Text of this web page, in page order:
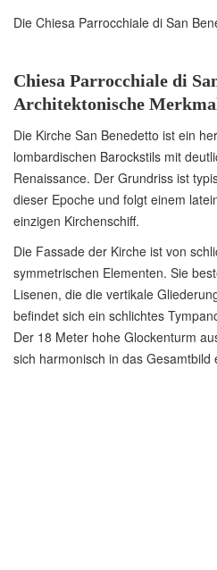
Die Chiesa Parrocchiale di San
Chiesa Parrocchiale di
Architektonische
Die Kirche San Benedetto ist ein
lombardischen Barockstils mit
Renaissance. Der Grundriss ist
dieser Epoche und folgt einem
einzigen Kirchenschiff.
Die Fassade der Kirche ist von
symmetrischen Elementen. Sie
Lisenen, die die vertikale
befindet sich ein schlichtes
Der 18 Meter hohe Glockenturm
sich harmonisch in das Gesamtbild